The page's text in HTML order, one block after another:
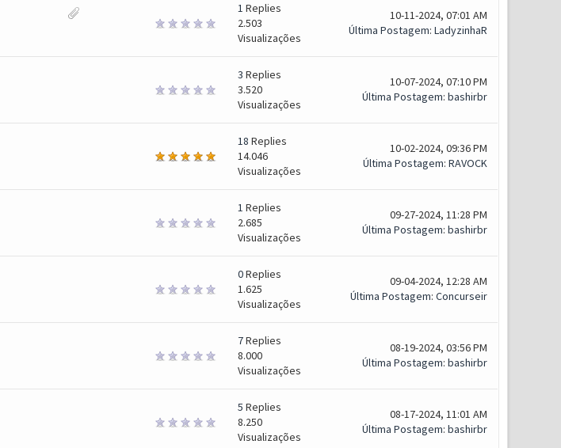
1 Replies
2.503
Visualizações
10-11-2024, 07:01 AM
Última Postagem: LadyzinhaR
3 Replies
3.520
Visualizações
10-07-2024, 07:10 PM
Última Postagem: bashirbr
18 Replies
14.046
Visualizações
10-02-2024, 09:36 PM
Última Postagem: RAVOCK
1 Replies
2.685
Visualizações
09-27-2024, 11:28 PM
Última Postagem: bashirbr
0Replies
1.625
Visualizações
09-04-2024, 12:28 AM
Última Postagem: Concurseir
7Replies
8.000
Visualizações
08-19-2024, 03:56 PM
Última Postagem: bashirbr
5 Replies
8.250
Visualizações
08-17-2024, 11:01 AM
Última Postagem: bashirbr